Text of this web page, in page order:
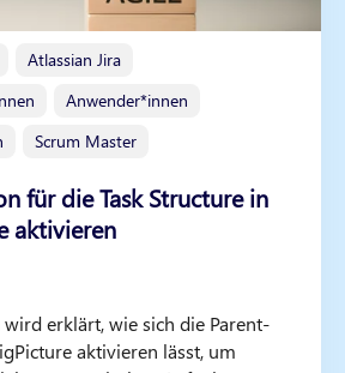
Atlassian Jira
Anwender*innen
Scrum Master
für die Task Structure in
aktivieren
erklärt, wie sich die Parent-
aktivieren lässt, um